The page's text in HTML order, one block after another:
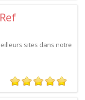
sites dans notre